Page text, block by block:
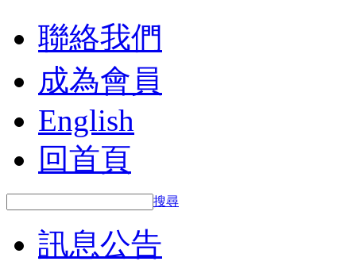
聯絡我們
成為會員
English
回首頁
搜尋
訊息公告